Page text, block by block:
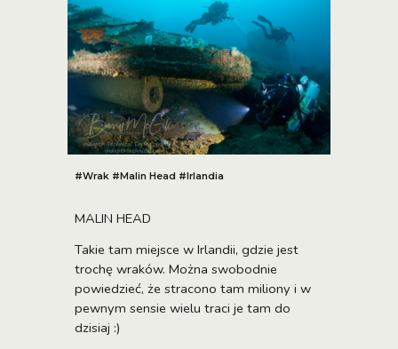
#Wrak # Malin Head #Irlandia
MALIN HEAD
Takie tam miejsce w Irlandii, gdzie jest
trochę wraków. Można swobodnie
powiedzieć, że stracono tam miliony i w
pewnym sensie wielu traci je tam do
dzisiaj :)